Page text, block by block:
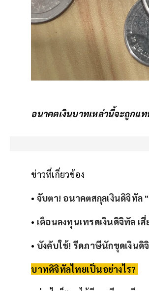
อนาคตเงินบาทเหล่านี้จะถูกแ
ข่าวที่เกี่ยวข้อง
• จับตา! อนาคตสกุลเงินดิจิทั
• เตือนลงทุนเทรดเงินดิจิทัล เ
• บังคับใช้! รีดภาษีนักขุดเงินดิ
บาทดิจิทัลไทยเป็นอย่างไร?